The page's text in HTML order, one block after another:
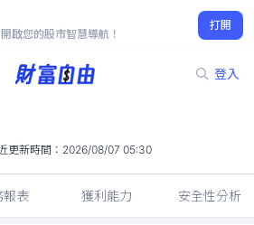
啟您的股市智慧導航！
打開
登入
33.70
-0.73%
更新時間： 2026/08/07 05:30
報表 獲利能力 安全性分析